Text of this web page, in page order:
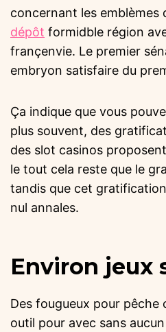
concernant les emblèmes
dépôt formidble région
françenvie. Le premier
embryon satisfaire du
Ça indique que vous
plus souvent, des
des slot casinos
le tout cela reste que le
tandis que cet
nul annales.
Environ jeux
Des fougueux pour
outil pour avec sans